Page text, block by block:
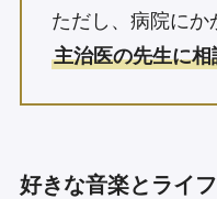
ただし、病院にか
主治医の先生に相
好きな音楽とライ